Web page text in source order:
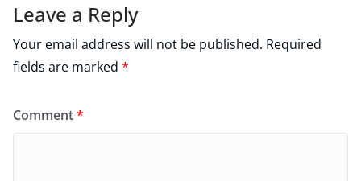
Leave a Reply
Your email address will not be published. Required
fields are marked *
Comment*